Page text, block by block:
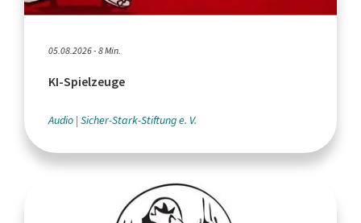
05.08.2026 - 8 Min.
KI-Spielzeuge
Audio Sicher-Stark-Stiftung e. V.